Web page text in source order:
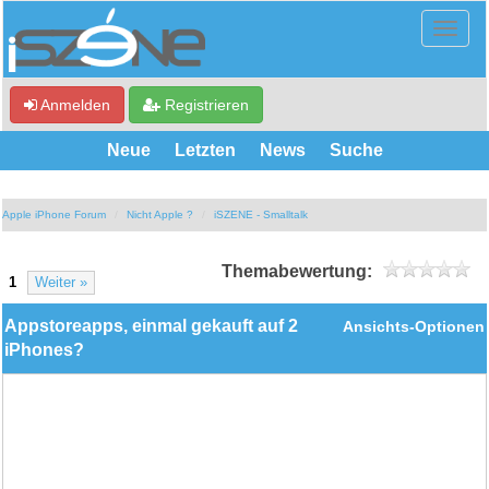
Anmelden Registrieren
Neue Letzten News Suche
Apple iPhone Forum Nicht Apple ? iSZENE - Smalltalk
1 Weiter »
Themabewertung:
Ansichts-Optionen
Appstoreapps, einmal gekauft auf 2
iPhones?